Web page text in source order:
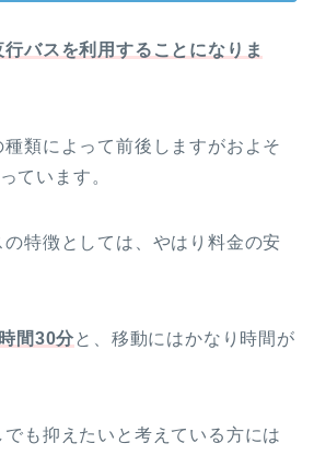
行バスを利用することになりま
類によって前後しますがおよそ
ています。
特徴としては、やはり料金の安
間30分 と、移動にはかなり時間が
も抑えたいと考えている方には